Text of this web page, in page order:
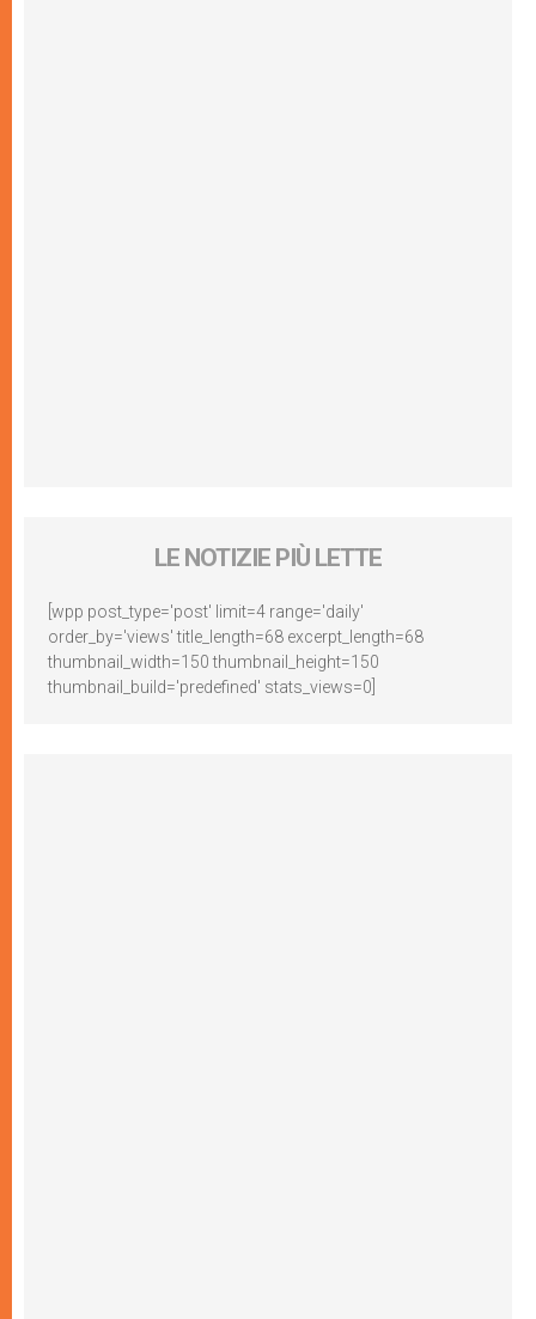
LE NOTIZIE PIÙ LETTE
[wpp post_type='post' limit=4 range='daily'
order_by='views' title_length=68 excerpt_length=68
thumbnail_width=150 thumbnail_height=150
thumbnail_build='predefined' stats_views=0]